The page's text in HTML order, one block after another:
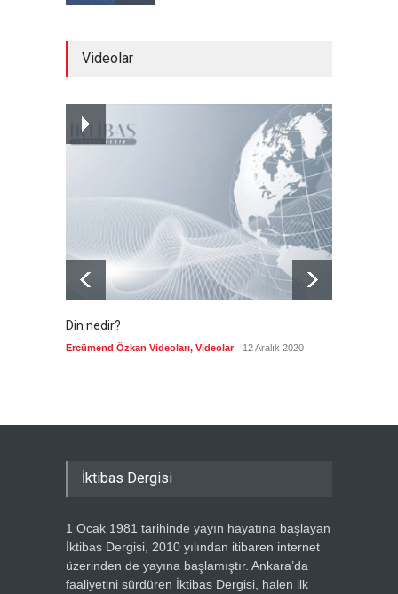
Sebte'deki göç krizinin
jeopolitik arka planı
5 Ağustos 2026
Videolar
Din nedir?
Ercümend Özkan Videoları, Videolar 12 Aralık 2020
İktibas Dergisi
1 Ocak 1981 tarihinde yayın hayatına başlayan
İktibas Dergisi, 2010 yılından itibaren internet
üzerinden de yayına başlamıştır. Ankara’da
faaliyetini sürdüren İktibas Dergisi, halen ilk